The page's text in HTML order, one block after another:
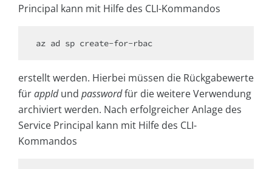
Principal kann mit Hilfe des CLI-Kommandos
az ad sp create-for-rbac
erstellt werden. Hierbei müssen die Rückgabewerte
fürappIdund passwordfür die weitere Verwendung
archiviert werden. Nach erfolgreicher Anlage des
Service Principal kann mit Hilfe des CLI-
Kommandos